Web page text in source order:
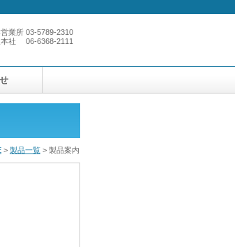
業所 03-5789-2310
本社 06-6368-2111
> 製品一覧> 製品案内
せ